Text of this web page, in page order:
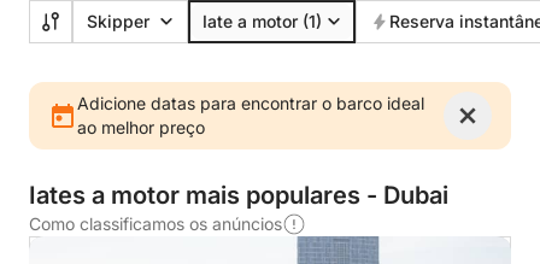
Skipper Iate a motor (1) Reserva
Adicione datas para encontrar o barco ideal
ao melhor preço
Iates a motor mais populares - Dubai
Como classificamos os anúncios